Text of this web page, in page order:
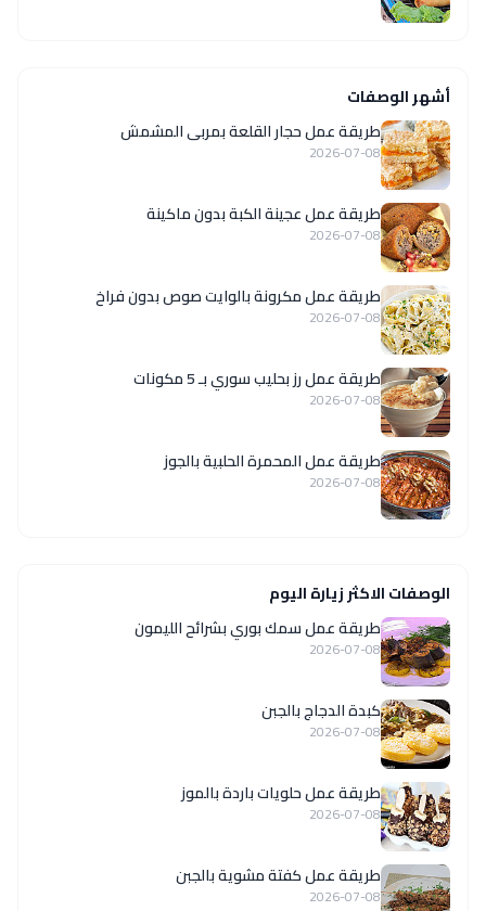
أشهر الوصفات
طريقة عمل حجار القلعة بمربى المشمش
2026-07-08
طريقة عمل عجينة الكبة بدون ماكينة
2026-07-08
طريقة عمل مكرونة بالوايت صوص بدون فراخ
2026-07-08
طريقة عمل رز بحليب سوري بـ 5 مكونات
2026-07-08
طريقة عمل المحمرة الحلبية بالجوز
2026-07-08
الوصفات الاكثر زيارة اليوم
طريقة عمل سمك بوري بشرائح الليمون
2026-07-08
كبدة الدجاج بالجبن
2026-07-08
طريقة عمل حلويات باردة بالموز
2026-07-08
طريقة عمل كفتة مشوية بالجبن
2026-07-08